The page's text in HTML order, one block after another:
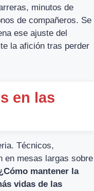
minutos de
de compañeros. Se
ese ajuste del
la afición tras perder
en las
Técnicos,
en mesas largas sobre
mantener la
vidas de las